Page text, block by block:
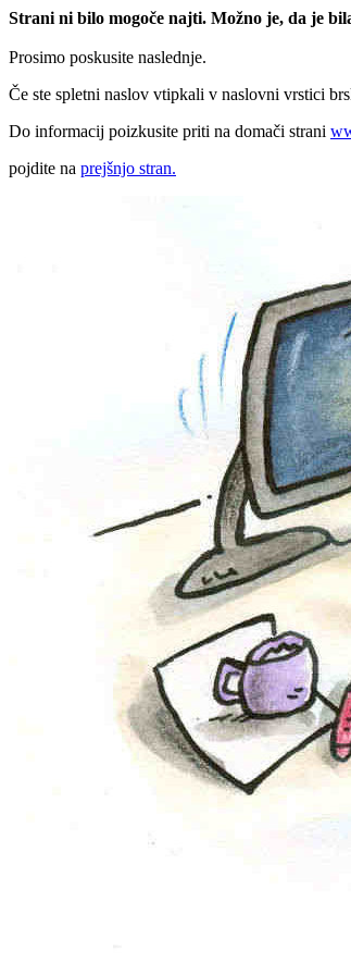
Strani ni bilo mogoče najti. Možno je, da je
Prosimo poskusite naslednje.
Če ste spletni naslov vtipkali v naslovni vrstici
Do informacij poizkusite priti na domači strani
pojdite na prejšnjo stran.